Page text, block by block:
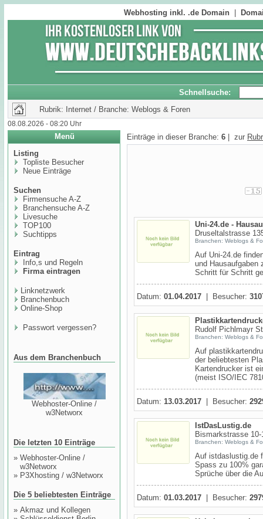
Webhosting inkl. .de Domain
Schnellsuche:
Rubrik: Internet / Branche: Weblogs & Foren
08.08.2026 - 08:20 Uhr
Menü
Listing
Topliste Besucher
Neue Einträge
Suchen
Firmensuche A-Z
Branchensuche A-Z
Livesuche
TOP100
Suchtipps
Eintrag
Info,s und Regeln
Firma eintragen
Linknetzwerk
Branchenbuch
Online-Shop
Passwort vergessen?
Aus dem Branchenbuch
Webhoster-Online /
w3Networx
Die letzten 10 Einträge
» Webhoster-Online /
w3Networx
» P3Xhosting / w3Networx
Die 5 beliebtesten Einträge
» Akmaz und Kollegen
Einträge in dieser Branche: 6 | zur
Uni-24.de -
Druseltalstrasse
Branchen: Weblogs &
Auf Uni-24.de
und Hausaufgaben
Schritt für Schritt
Datum: 01.04.2017 | Besucher:
Rudolf Pichlmayr
Branchen: Weblogs &
Auf
der beliebtesten
Kartendrucker ist
(meist ISO/IEC
Datum: 13.03.2017 | Besucher:
IstDasLustig.de
Bismarkstrasse
Branchen: Weblogs &
Auf istdaslustig.de
Spass zu 100%
Sprüche über die
Datum: 01.03.2017 | Besucher: